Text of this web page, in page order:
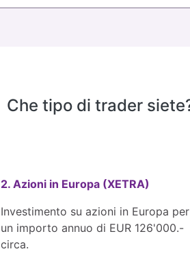
Che tipo di trader
2. Azioni in Europa (XETRA)
Investimento su azioni in Europa per
un importo annuo di EUR 126'000.-
circa.